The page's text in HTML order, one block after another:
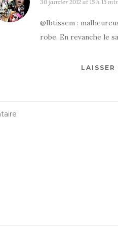
30 janvier 2012 at 15 h 15
@Ibtissem :
robe. En revanche le